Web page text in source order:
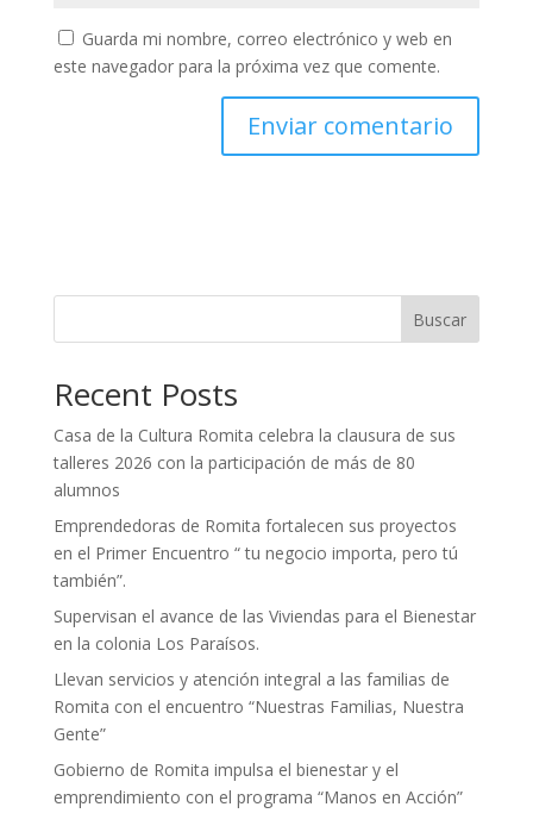
Guarda mi nombre, correo electrónico y web en
este navegador para la próxima vez que comente.
Buscar
Recent Posts
Casa de la Cultura Romita celebra la clausura de sus
talleres 2026 con la participación de más de 80
alumnos
Emprendedoras de Romita fortalecen sus proyectos
en el Primer Encuentro “ tu negocio importa, pero tú
también”.
Supervisan el avance de las Viviendas para el Bienestar
en la colonia Los Paraísos.
Llevan servicios y atención integral a las familias de
Romita con el encuentro “Nuestras Familias, Nuestra
Gente”
Gobierno de Romita impulsa el bienestar y el
emprendimiento con el programa “Manos en Acción”